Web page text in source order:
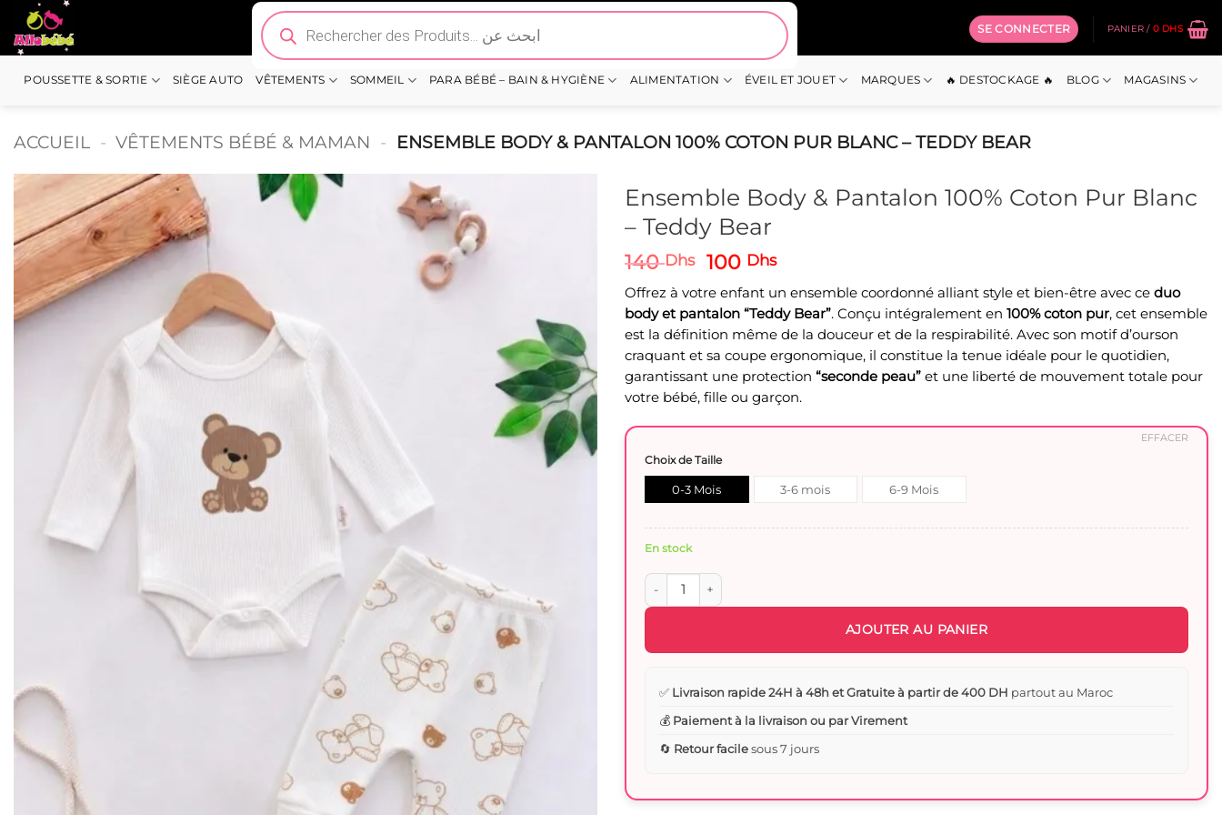
Passer
au
contenu
Recherche
de
produits
SE CONNECTER PANIER / 0 DHS
POUSSETTE & SORTIE SIÈGE AUTO VÊTEMENTS SOMMEIL PARA BÉBÉ – BAIN & HYGIÈNE ALIMENTATION ÉVEIL ET JOUET MARQUES 🔥 DESTOCKAGE 🔥 BLOG MAGASINS
ACCUEIL - VÊTEMENTS BÉBÉ & MAMAN - ENSEMBLE BODY & PANTALON 100% COTON PUR BLANC – TEDDY BEAR
Ensemble Body & Pantalon 100% Coton Pur Blanc
– Teddy Bear
140Dhs
Le
prix
initial
était :
140 Dhs.
100 DhsLe
actuel
est :
100 Dhs.
Offrez à votre enfant un ensemble coordonné alliant style et bien-être avec ce duo
body et pantalon “Teddy Bear”. Conçu intégralement en 100% coton pur, cet ensemble
est la définition même de la douceur et de la respirabilité. Avec son motif d’ourson
craquant et sa coupe ergonomique, il constitue la tenue idéale pour le quotidien,
garantissant une protection “seconde peau” et une liberté de mouvement totale pour
votre bébé, fille ou garçon.
Choix de Taille
0-3 Mois 3-6 mois 6-9 Mois
EFFACER
En stock
quantité de Ensemble Body & Pantalon 100% Coton Pur Blanc - Teddy Bear
AJOUTER AU PANIER
✅ Livraison rapide 24H à 48h et Gratuite à partir de 400 DH partout au Maroc
💰 Paiement à la livraison ou par Virement
🔄 Retour facilesous 7 jours